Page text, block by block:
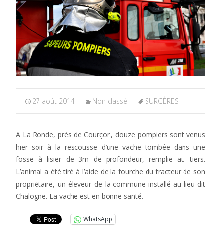
27 août 2014 Non classé SURGÈRES
A La Ronde, près de Courçon, douze pompiers sont venus
hier soir à la rescousse d’une vache tombée dans une
fosse à lisier de 3m de profondeur, remplie au tiers.
L’animal a été tiré à l’aide de la fourche du tracteur de son
propriétaire, un éleveur de la commune installé au lieu-dit
Chalogne. La vache est en bonne santé.
WhatsApp